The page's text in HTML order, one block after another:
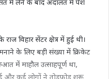
विहार सेंटर क्षेत्र में हुई थी।
के लिए बड़ी संख्या में क्रिकेट
में माहौल उत्साहपूर्ण था,
और कई लोगों ने तोड़फोड़ शुरू